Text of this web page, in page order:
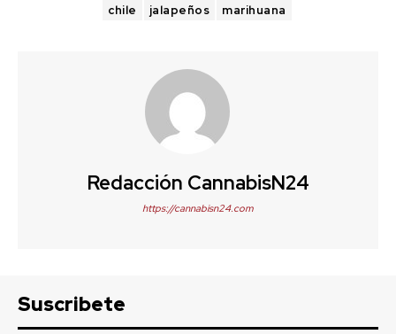
chile
jalapeños marihuana
Redacción CannabisN24
https://cannabisn24.com
Suscribete